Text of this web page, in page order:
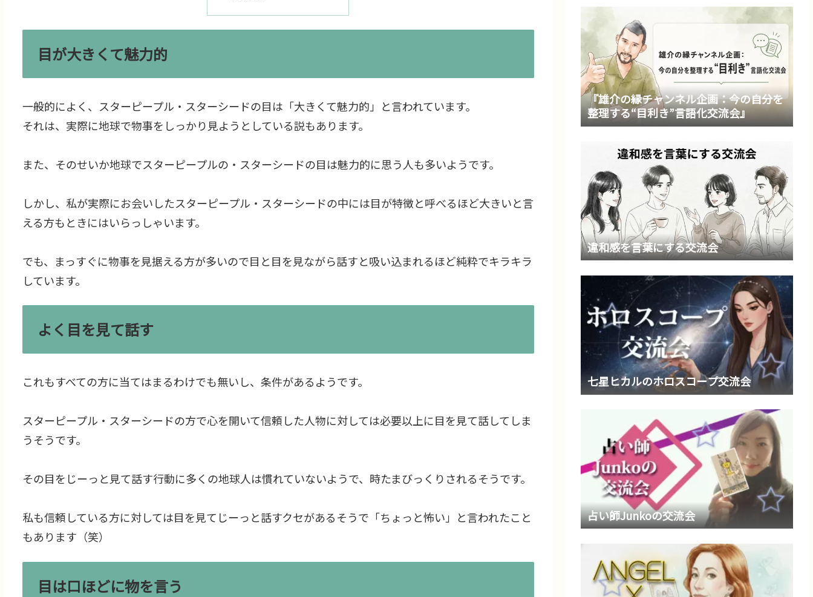
目が大きくて魅力的
一般的によく、スターピープル・スターシードの目は「大きくて魅力的」と言われています。
それは、実際に地球で物事をしっかり見ようとしている説もあります。
また、そのせいか地球でスターピープルの・スターシードの目は魅力的に思う人も多いようです。
しかし、私が実際にお会いしたスターピープル・スターシードの中には目が特徴と呼べるほど大きいと言
える方もときにはいらっしゃいます。
でも、まっすぐに物事を見据える方が多いので目と目を見ながら話すと吸い込まれるほど純粋でキラキラ
しています。
よく目を見て話す
これもすべての方に当てはまるわけでも無いし、条件があるようです。
スターピープル・スターシードの方で心を開いて信頼した人物に対しては必要以上に目を見て話してしま
うそうです。
その目をじーっと見て話す行動に多くの地球人は慣れていないようで、時たまびっくりされるそうです。
私も信頼している方に対しては目を見てじーっと話すクセがあるそうで「ちょっと怖い」と言われたこと
もあります（笑）
目は口ほどに物を言う
『雄介の縁チャンネル企画：今の自分を
整理する“目利き”言語化交流会』
違和感を言葉にする交流会
七星ヒカルのホロスコープ交流会
占い師Junkoの交流会